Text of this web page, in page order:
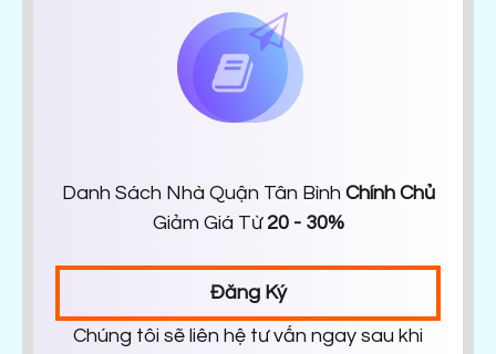
Danh Sách Nhà Quận Tân Bình Chính Chủ
Giảm Giá Từ 20 - 30%
Đăng Ký
Chúng tôi sẽ liên hệ tư vấn ngay sau khi